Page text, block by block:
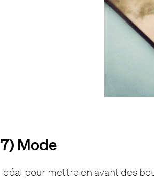
7) Mode
Idéal pour mettre en avant des